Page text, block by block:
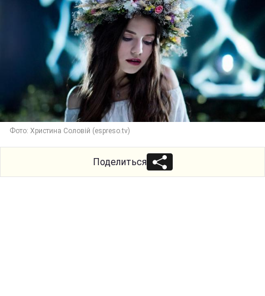
Фото: Христина Соловій (espreso.tv)
Поделиться